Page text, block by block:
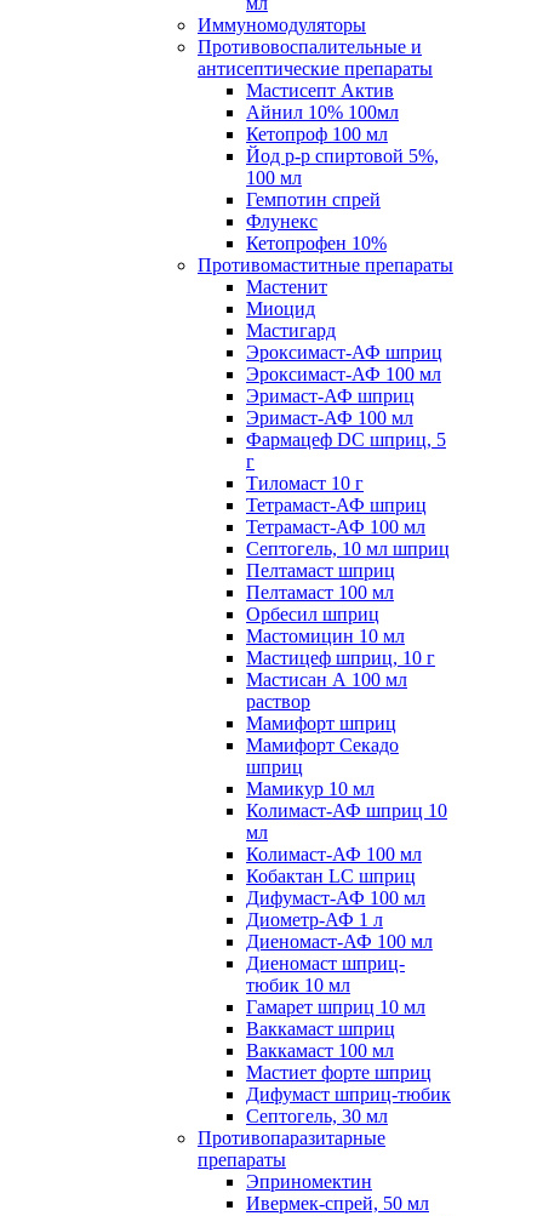
Иммуномодуляторы
Противовоспалительные и
антисептические препараты
Мастисепт Актив
Айнил 10% 100мл
Кетопроф 100 мл
Йод р-р спиртовой 5%,
100 мл
Гемпотин спрей
Флунекс
Кетопрофен 10%
Противомаститные препараты
Мастенит
Миоцид
Мастигард
Эроксимаст-АФ шприц
Эроксимаст-АФ 100 мл
Эримаст-АФ шприц
Эримаст-АФ 100 мл
Фармацеф DC шприц, 5
г
Тиломаст 10 г
Тетрамаст-АФ шприц
Тетрамаст-АФ 100 мл
Септогель, 10 мл шприц
Пелтамаст шприц
Пелтамаст 100 мл
Орбесил шприц
Мастомицин 10 мл
Мастицеф шприц, 10 г
Мастисан А 100 мл
раствор
Мамифорт шприц
Мамифорт Секадо
шприц
Мамикур 10 мл
Колимаст-АФ шприц 10
мл
Колимаст-АФ 100 мл
Кобактан LC шприц
Дифумаст-АФ 100 мл
Диометр-АФ 1 л
Диеномаст-АФ 100 мл
Диеномаст шприц-
тюбик 10 мл
Гамарет шприц 10 мл
Ваккамаст шприц
Ваккамаст 100 мл
Мастиет форте шприц
Дифумаст шприц-тюбик
Септогель, 30 мл
Противопаразитарные
препараты
Эприномектин
Ивермек-спрей, 50 мл